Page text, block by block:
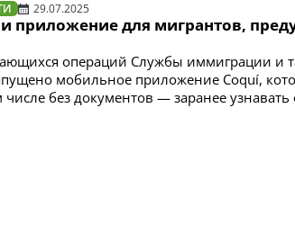
29.07.2025
приложение для мигрантов,
операций Службы иммиграции и
мобильное приложение Coquí,
без документов — заранее